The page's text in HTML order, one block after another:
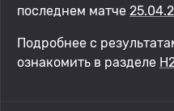
последнем матче
Подробнее с
ознакомить в разделе